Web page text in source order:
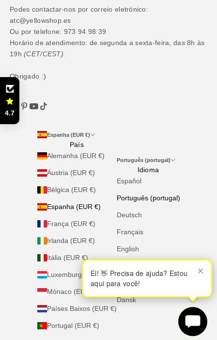
Podes contactar-nos por correio eletrónico:
atc@yellowshop.es
Ou por telefone: 973 94 98 39
Horário de atendimento: de segunda a sexta-feira, das 8h às
19h(CET/CEST).
Obrigado :)
Espanha (EUR €)
País
Alemanha (EUR €)
Áustria (EUR €)
Bélgica (EUR €)
Espanha (EUR €)
França (EUR €)
Irlanda (EUR €)
Itália (EUR €)
Luxemburgo (EUR €)
Mónaco (EUR €)
Países Baixos (EUR €)
Portugal (EUR €)
Português (portugal)
Idioma
Español
Português (portugal)
Deutsch
Français
English
Nederlands
Dansk
4.7
Ei! 👋 Precisa de ajuda? Estou
aqui para você!
×
Ei! 👋 Precisa de ajuda? Estou
aqui para você!
×